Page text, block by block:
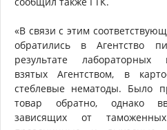
«В связи с этим
обратились в Агентство
результате лабораторных
взятых Агентством, в
стеблевые нематоды. Было
товар обратно, однако
зависящих от